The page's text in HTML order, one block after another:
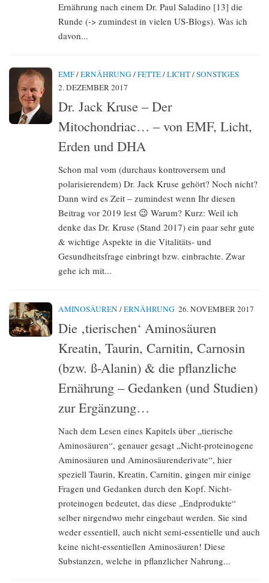
Ernährung nach einem Dr. Paul Saladino [13] die
Runde (-> zumindest in vielen US-Blogs). Was ich
davon...
EMF/ERNÄHRUNG /FETTE/LICHT/SONSTIGES
2. DEZEMBER 2017
Dr. Jack Kruse – Der
Mitochondriac… – von EMF, Licht,
Erden und DHA
Schon mal vom (durchaus kontroversem und
polarisierendem) Dr. Jack Kruse gehört? Noch nicht?
Dann wird es Zeit – zumindest wenn Ihr diesen
Beitrag vor 2019 lest 😉 Warum? Kurz: Weil ich
denke das Dr. Kruse (Stand 2017) ein paar sehr gute
& wichtige Aspekte in die Vitalitäts- und
Gesundheitsfrage einbringt bzw. einbrachte. Zwar
gehe ich mit...
AMINOSÄUREN /ERNÄHRUNG 26. NOVEMBER 2017
Die ‚tierischen‘ Aminosäuren
Kreatin, Taurin, Carnitin, Carnosin
(bzw. ß-Alanin) & die pflanzliche
Ernährung – Gedanken (und Studien)
zur Ergänzung…
Nach dem Lesen eines Kapitels über „tierische
Aminosäuren“, genauer gesagt „Nicht-proteinogene
Aminosäuren und Aminosäurenderivate“, hier
speziell Taurin, Kreatin, Carnitin, gingen mir einige
Fragen und Gedanken durch den Kopf. Nicht-
proteinogen bedeutet, das diese „Endprodukte“
selber nirgendwo mehr eingebaut werden. Sie sind
weder essentiell, auch nicht semi-essentielle und auch
keine nicht-essentiellen Aminosäuren! Diese
Substanzen, welche in pflanzlicher Nahrung...